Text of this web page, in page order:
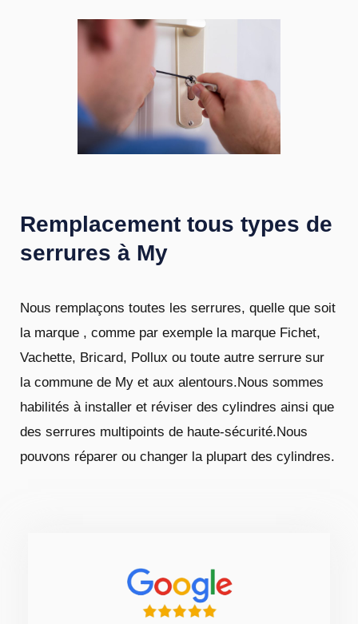
Remplacement tous types de
serrures à My
Nous remplaçons toutes les serrures, quelle que soit
la marque , comme par exemple la marque Fichet,
Vachette, Bricard, Pollux ou toute autre serrure sur
la commune de My et aux alentours.Nous sommes
habilités à installer et réviser des cylindres ainsi que
des serrures multipoints de haute-sécurité.Nous
pouvons réparer ou changer la plupart des cylindres.